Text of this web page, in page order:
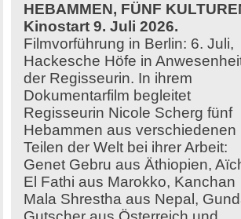
HEBAMMEN, FÜNF
Kinostart 9. Juli 2026.
Filmvorführung in Berlin: 6. Juli,
Hackesche Höfe in
der Regisseurin. In ihrem
Dokumentarfilm begleitet
Regisseurin Nicole Scherg fünf
Hebammen aus verschiedenen
Teilen der Welt bei ihrer Arbeit:
Genet Gebru aus Äthiopien,
El Fathi aus Marokko, Kanchan
Mala Shrestha aus Nepal,